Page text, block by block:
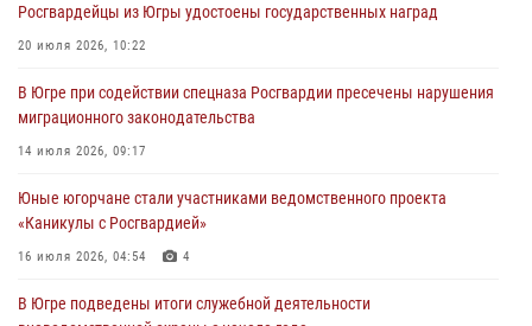
В Югре при силовой поддержке ОМОН Росгвардии задержаны
06 августа 2026, 09:07 2 1
Урайский отдел вневедомственной охраны Росгвардии отмечает
05 августа 2026, 12:01 3
Росгвардейцы из Югры удостоены государственных наград
20 июля 2026, 10:22
В Югре при содействии спецназа Росгвардии пресечены нарушения
миграционного законодательства
14 июля 2026, 09:17
Юные югорчане стали участниками ведомственного проекта
«Каникулы с Росгвардией»
16 июля 2026, 04:54 4
В Югре подведены итоги служебной деятельности